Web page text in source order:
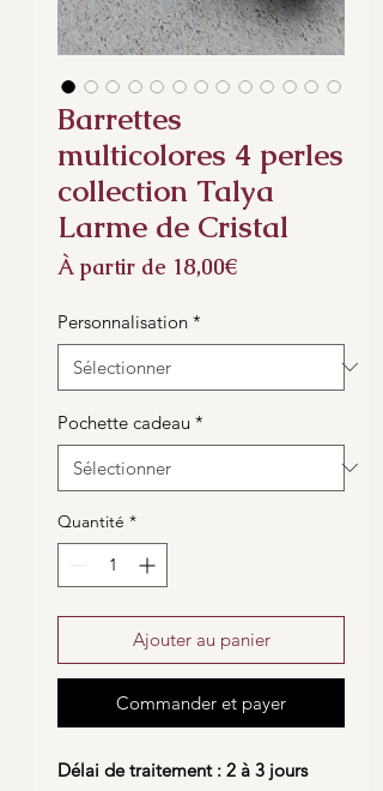
Barrettes
multicolores 4 perles
collection Talya
Larme de Cristal
À partir de 18,00€Prix
Personnalisation *
Pochette cadeau *
Quantité *
Ajouter au panier
Commander et payer
Délai de traitement : 2 à 3 jours